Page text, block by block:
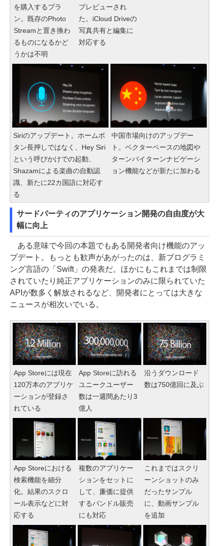
を購入するプラ
ン。既存のPhoto
Streamと置き換わ
るものになるかど
うかは不明
プレビューされ
た。iCloud Driveの
写真共有と編集に
対応する
Siriのアップデート。ホームボ
タン長押しではなく、Hey Siri
という呼びかけでの起動、
Shazamによる楽曲の自動認
識、新たに22カ国語に対応す
る
中国市場向けのアップデー
ト。ベクターベースの地図や
ターンバイターンナビゲーシ
ョン機能などが新たに加わる
サードパーティのアプリケーション開発の自由度が大
幅に向上
ある意味で今回の本題でもある開発者向け機能のアッ
プデート。もっとも歓声があがったのは、新プログラミ
ング言語の「Swift」の発表だ。ほかにもこれまでは制限
されていたり純正アプリケーションのみに限られていた
APIが数多く解放されるなど、開発者にとっては大きな
ニュースが相次いでいる。
App Storeには現在
120万本のアプリケ
ーションが登録さ
れている
App Storeに訪れる
ユニークユーザー
数は一週間あたり3
億人
沿うダウンロード
数は750億回に及ぶ
App Storeにおける
検索機能を細分
化。結果のスクロ
ール表示などに対
応する
複数のアプリケー
ションをセットに
して、廉価に提供
するバンドル販売
にも対応
これまではスクリ
ーンショットのみ
だったサンプル
に、動画サンプル
を追加